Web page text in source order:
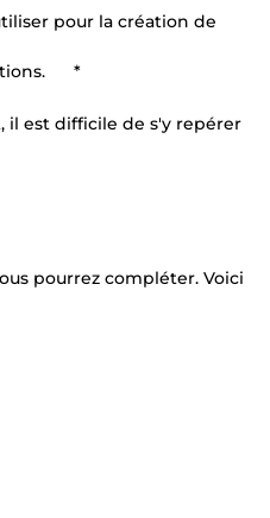
pour la création de
*
est difficile de s'y repérer
pourrez compléter. Voici